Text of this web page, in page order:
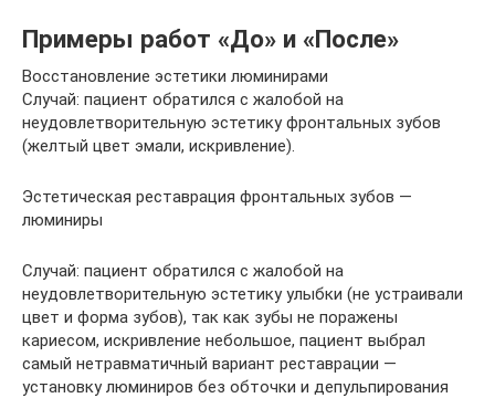
Примеры работ «До» и «После»
Восстановление эстетики люминирами
Случай: пациент обратился с жалобой на
неудовлетворительную эстетику фронтальных зубов
(желтый цвет эмали, искривление).
Эстетическая реставрация фронтальных зубов —
люминиры
Случай: пациент обратился с жалобой на
неудовлетворительную эстетику улыбки (не устраивали
цвет и форма зубов), так как зубы не поражены
кариесом, искривление небольшое, пациент выбрал
самый нетравматичный вариант реставрации —
установку люминиров без обточки и депульпирования